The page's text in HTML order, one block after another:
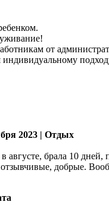
от
индивидуальному
2023 | Отдых
брала 10
добрые.